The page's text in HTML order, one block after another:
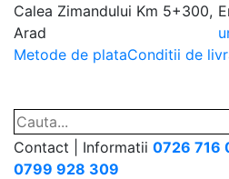
Calea Zimandului Km 5+300,
Arad
Metode de plataConditii de
Contact | Informatii 0726 716
0799 928 309